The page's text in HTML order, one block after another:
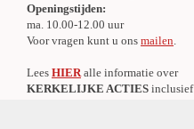
Openingstijden:
ma. 10.00-12.00 uur
Voor vragen kunt u ons mailen.
Lees HIER alle informatie over
KERKELIJKE ACTIES inclusief